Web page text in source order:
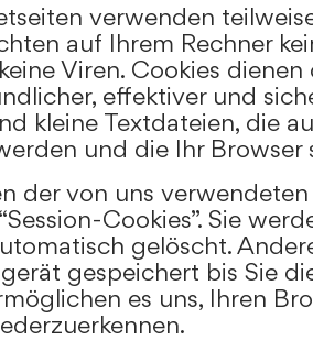
verwenden
auf Ihrem Rechner
Viren. Cookies
effektiver und
kleine Textdateien, die
und die Ihr Browser
der von uns
Cookies”. Sie
gelöscht.
gespeichert bis Sie
es uns, Ihren